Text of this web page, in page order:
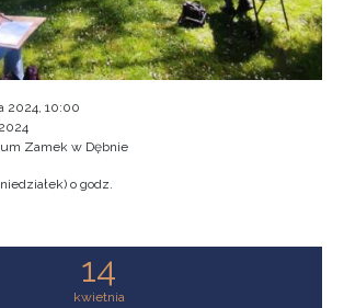
2024, 10:00
Zamek w Dębnie
o godz.
14
kwietnia